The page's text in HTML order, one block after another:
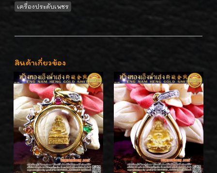
เครื่องประดับเพชร
สินค้าเกี่ยวข้อง